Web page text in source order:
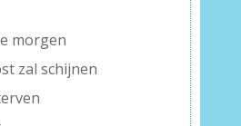
morgen
zal schijnen